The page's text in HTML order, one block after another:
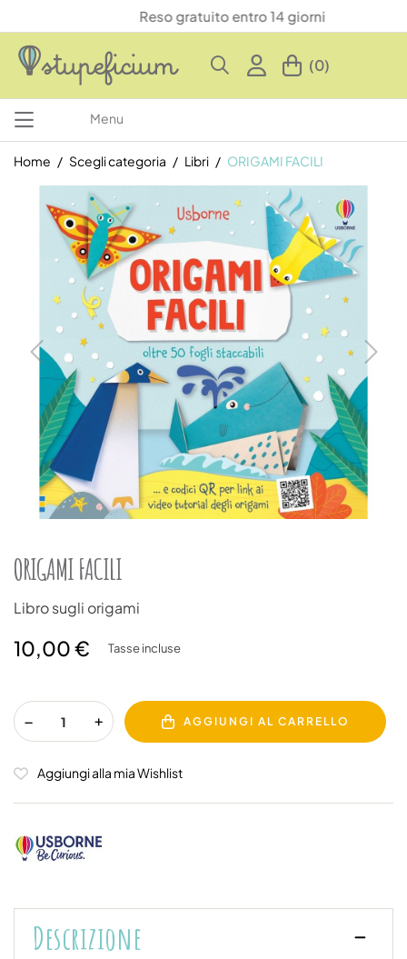
Reso gratuito entro 14 giorni
(0)
Menu
Home Scegli categoria Libri ORIGAMI FACILI
ORIGAMI FACILI
Libro sugli origami
10,00 € Tasse incluse
AGGIUNGI AL CARRELLO
Aggiungi alla mia Wishlist
Descrizione